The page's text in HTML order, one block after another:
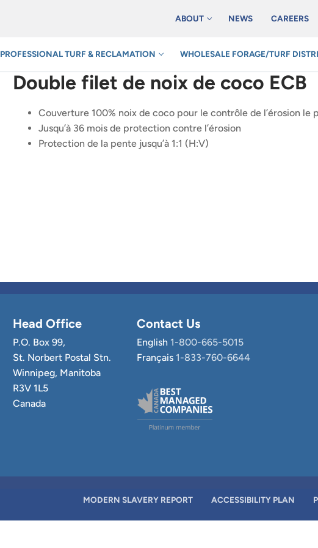
ABOUT NEWS CAREERS
PROFESSIONAL TURF & RECLAMATION WHOLESALE FORAGE/TURF
Double filet de noix de coco ECB
Couverture 100% noix de coco pour le contrôle de l’érosion le
Jusqu’à 36 mois de protection contre l’érosion
Protection de la pente jusqu’à 1:1 (H:V)
Head Office
P.O. Box 99,
St. Norbert Postal Stn.
Winnipeg, Manitoba
R3V 1L5
Canada
Contact Us
English 1-800-665-5015
Français 1-833-760-6644
MODERN SLAVERY REPORT ACCESSIBILITY PLAN